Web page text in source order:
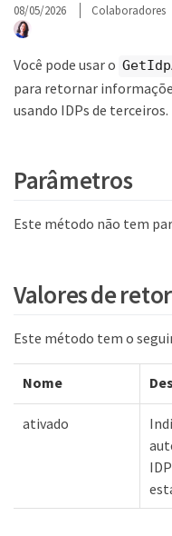
08/05/2026 Colaboradores
Você pode usar o
para retornar
usando IDPs de terceiros.
Parâmetros
Este método não tem
Valores de
Este método tem o
Nome
ativado